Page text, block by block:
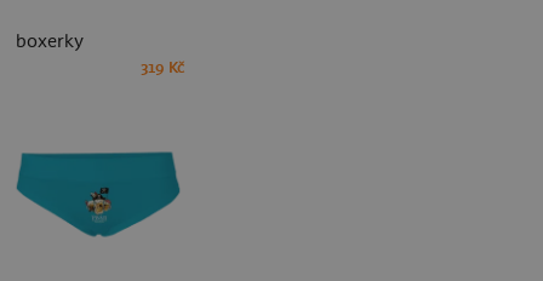
boxerky
319 Kč